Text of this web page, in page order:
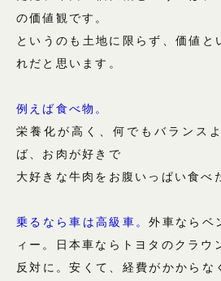
の価値観です。
というのも土地に限らず、価値と
れだと思います。
例えば食べ物。
栄養化が高く、何でもバランス
ば、お肉が好きで
大好きな牛肉をお腹いっぱい食べ
乗るなら車は高級車。外車ならベ
ィー。日本車ならトヨタのクラウ
反対に。安くて、経費がかからな